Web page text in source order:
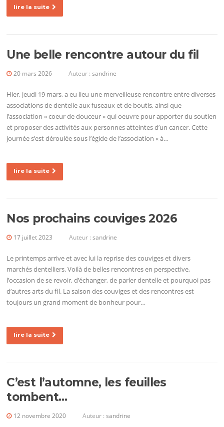
lire la suite
Une belle rencontre autour du fil
20 mars 2026 Auteur :sandrine
Hier, jeudi 19 mars, a eu lieu une merveilleuse rencontre entre diverses
associations de dentelle aux fuseaux et de boutis, ainsi que
l’association « coeur de douceur » qui oeuvre pour apporter du soutien
et proposer des activités aux personnes atteintes d’un cancer. Cette
journée s’est déroulée sous l’égide de l’association « à…
lire la suite
Nos prochains couviges 2026
17 juillet 2023 Auteur :sandrine
Le printemps arrive et avec lui la reprise des couviges et divers
marchés dentelliers. Voilà de belles rencontres en perspective,
l’occasion de se revoir, d’échanger, de parler dentelle et pourquoi pas
d’autres arts du fil. La saison des couviges et des rencontres est
toujours un grand moment de bonheur pour…
lire la suite
C’est l’automne, les feuilles
tombent…
12 novembre 2020 Auteur :sandrine